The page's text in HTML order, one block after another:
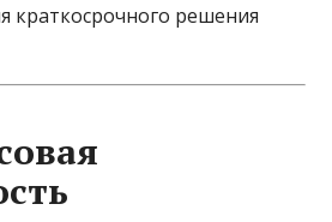
краткосрочного решения